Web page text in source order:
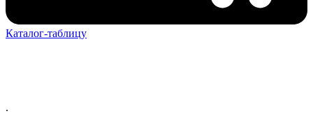
Каталог-таблицу
.